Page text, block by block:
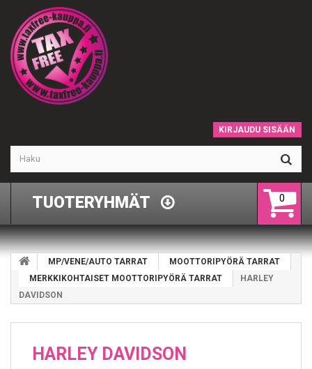
KIRJAUDU SISÄÄN
0
TUOTERYHMÄT
MP/VENE/AUTO TARRAT
MOOTTORIPYÖRÄ TARRAT
MERKKIKOHTAISET MOOTTORIPYÖRÄ TARRAT
HARLEY
DAVIDSON
HARLEY DAVIDSON